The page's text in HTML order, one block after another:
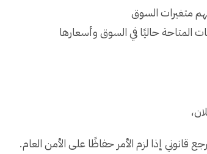
متغيرات السوق
المتاحة حاليًا في السوق وأسعارها
إذا لزم الأمر حفاظًا على الأمن العام.